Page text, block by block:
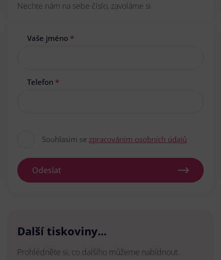
Nechte nám na sebe číslo, zavoláme si.
Vaše jméno *
Telefon *
Souhlasím se zpracováním osobních údajů
Odeslat
Další tiskoviny...
Prohlédněte si, co dalšího můžeme nabídnout.